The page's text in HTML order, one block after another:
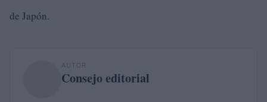
de Japón.
AUTOR
Consejo editorial